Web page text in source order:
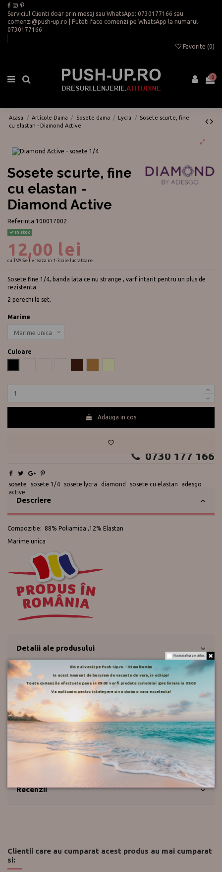
Serviciul Clienti doar prin mesaj sau WhatsApp: 0730177166 sau
comenzi@push-up.ro | Puteti face comenzi pe WhatsApp la numarul
0730177166
Favorite (0)
0
Acasa Articole Dama Sosete dama Lycra
Sosete scurte, fine
cu elastan - Diamond Active
Sosete scurte, fine
cu elastan -
Diamond Active
Referinta 100017002
In stoc
12,00 lei
cu TVASe livreaza in 1-3 zile lucratoare.
Sosete fine 1/4, banda lata ce nu strange , varf intarit pentru un plus de
rezistenta.
2 perechi la set.
Marime
Culoare
Adauga in cos
sosete sosete 1/4 sosete lycra diamond sosete cu elastan
adesgo
active
0730 177 166
Descriere
Compozitie: 88% Poliamida ,12% Elastan
Marime unica
Detalii ale produsului
Despre Diamond
Mod de livrare
Retur
Recenzii
Clientii care au cumparat acest produs au mai cumparat
si:
Nu mai afisa pe viitor.
Bine ai venit pe Push-Up.ro - Iti multumim
In acest moment de bucuram de vacanta de vara, in echipa!
Toate comenzile efectuate pana in 09.08 vor fi predate curierului spre livrare in 09.08
Va multumim pentru intelegere si va dorim o vara excelenta!